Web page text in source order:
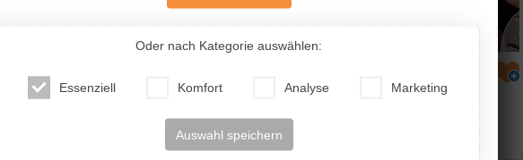
ich im Oktober 2022 zu ihr
Ihrer Familie eine
wir einen Kurzurlaub über
fuhren wir ...
..
Oder nach Kategorie auswählen:
Essenziell Komfort Analyse Marketing
Auswahl speichern